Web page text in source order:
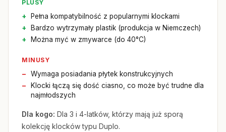
PLUSY
Pełna kompatybilność z popularnymi klockami
Bardzo wytrzymały plastik (produkcja w Niemczech)
Można myć w zmywarce (do 40°C)
MINUSY
Wymaga posiadania płytek konstrukcyjnych
Klocki łączą się dość ciasno, co może być trudne dla
najmłodszych
Dla kogo: Dla 3 i 4-latków, którzy mają już sporą
kolekcję klocków typu Duplo.